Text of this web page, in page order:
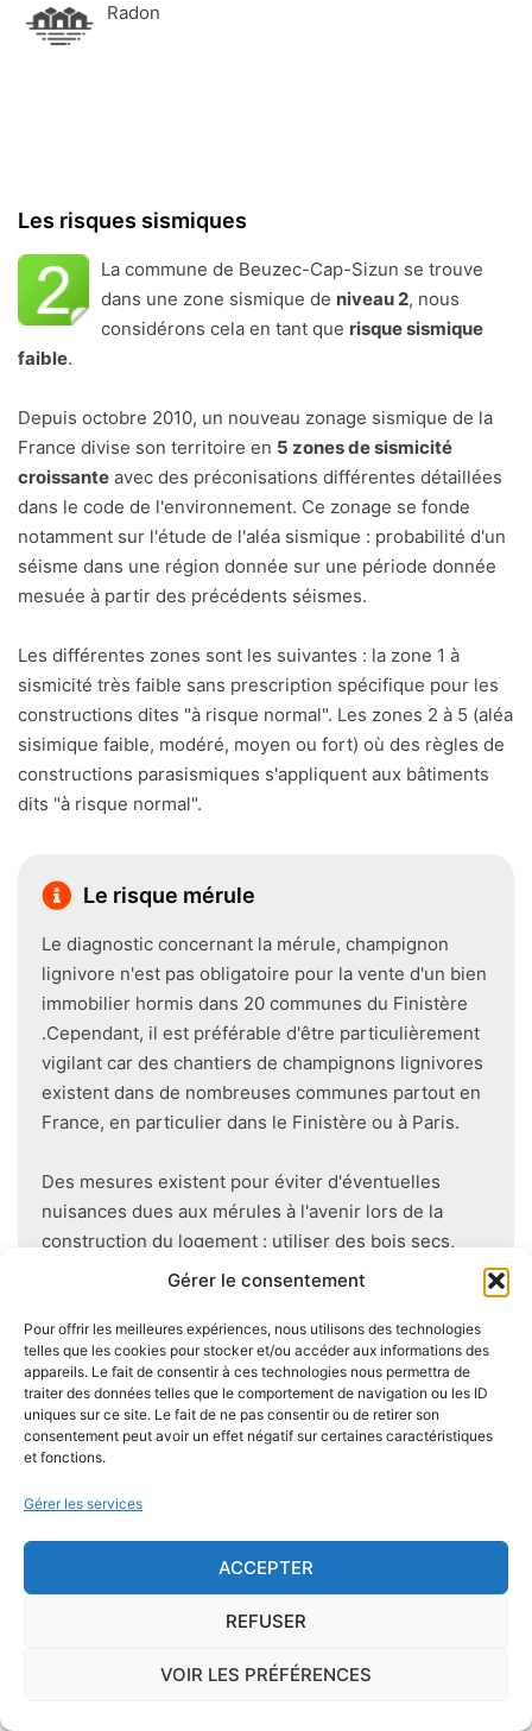
Gérer le consentement
Pour offrir les meilleures expériences, nous utilisons des technologies
telles que les cookies pour stocker et/ou accéder aux informations des
appareils. Le fait de consentir à ces technologies nous permettra de
traiter des données telles que le comportement de navigation ou les ID
uniques sur ce site. Le fait de ne pas consentir ou de retirer son
consentement peut avoir un effet négatif sur certaines caractéristiques
et fonctions.
Gérer les services
ACCEPTER
REFUSER
VOIR LES PRÉFÉRENCES
Radon
Les risques sismiques
La commune de Beuzec-Cap-Sizun se trouve
dans une zone sismique de niveau 2, nous
considérons cela en tant que risque sismique
faible.
Depuis octobre 2010, un nouveau zonage sismique de la
France divise son territoire en 5 zones de sismicité
croissante avec des préconisations différentes détaillées
dans le code de l'environnement. Ce zonage se fonde
notamment sur l'étude de l'aléa sismique : probabilité d'un
séisme dans une région donnée sur une période donnée
mesuée à partir des précédents séismes.
Les différentes zones sont les suivantes : la zone 1 à
sismicité très faible sans prescription spécifique pour les
constructions dites "à risque normal". Les zones 2 à 5 (aléa
sisimique faible, modéré, moyen ou fort) où des règles de
constructions parasismiques s'appliquent aux bâtiments
dits "à risque normal".
Le risque mérule
Le diagnostic concernant la mérule, champignon
lignivore n'est pas obligatoire pour la vente d'un bien
immobilier hormis dans 20 communes du Finistère
.Cependant, il est préférable d'être particulièrement
vigilant car des chantiers de champignons lignivores
existent dans de nombreuses communes partout en
France, en particulier dans le Finistère ou à Paris.
Des mesures existent pour éviter d'éventuelles
nuisances dues aux mérules à l'avenir lors de la
construction du logement : utiliser des bois secs,
éviter autant que possible le
contact direct entre le
, s'assurer de l'étanchéité des façades et
toitures, prévoir des aérations en sous-sol.
Je demande le descriptif des
La commune de Beuzec-Cap-Sizun se trouve